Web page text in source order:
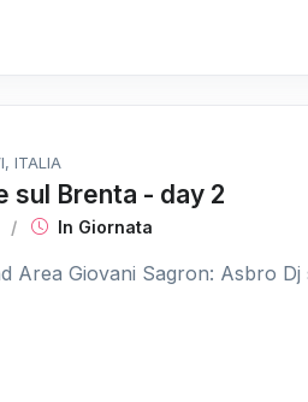
ITALIA
sul Brenta - day 2
In Giornata
Area Giovani Sagron: Asbro Dj